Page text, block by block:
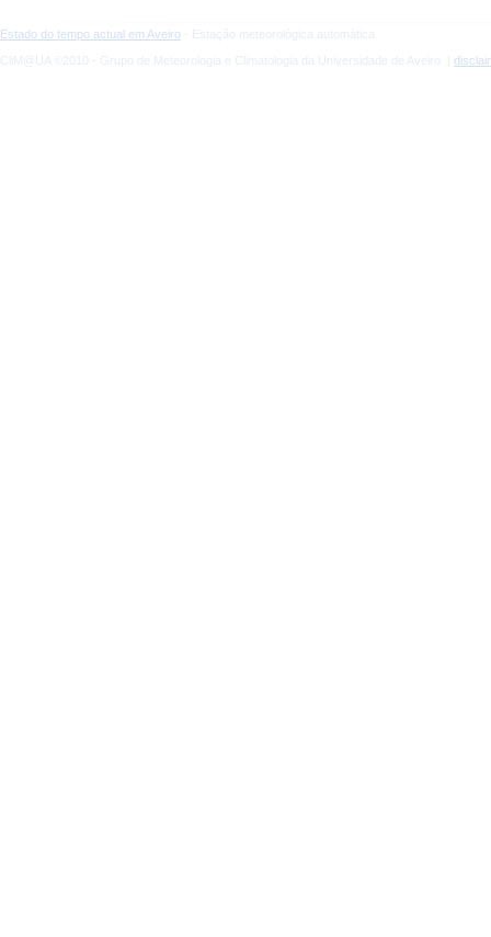
Estado do tempo actual em Aveiro - Estação meteorológica automática
CliM@UA ©2010 - Grupo de Meteorologia e Climatologia da Universidade de Aveiro |